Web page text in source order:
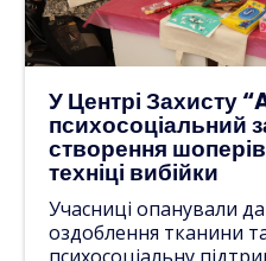
У Центрі Захисту
психосоціальний
створення
техніці вибійки
Учасниці опанували
оздоблення тканини